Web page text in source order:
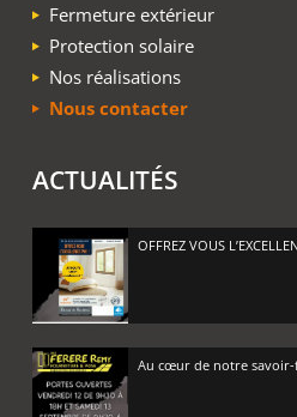
Fermeture extérieur
Protection solaire
Nos réalisations
Nous contacter
ACTUALITÉS
OFFREZ VOUS
Au cœur de notre savoir-